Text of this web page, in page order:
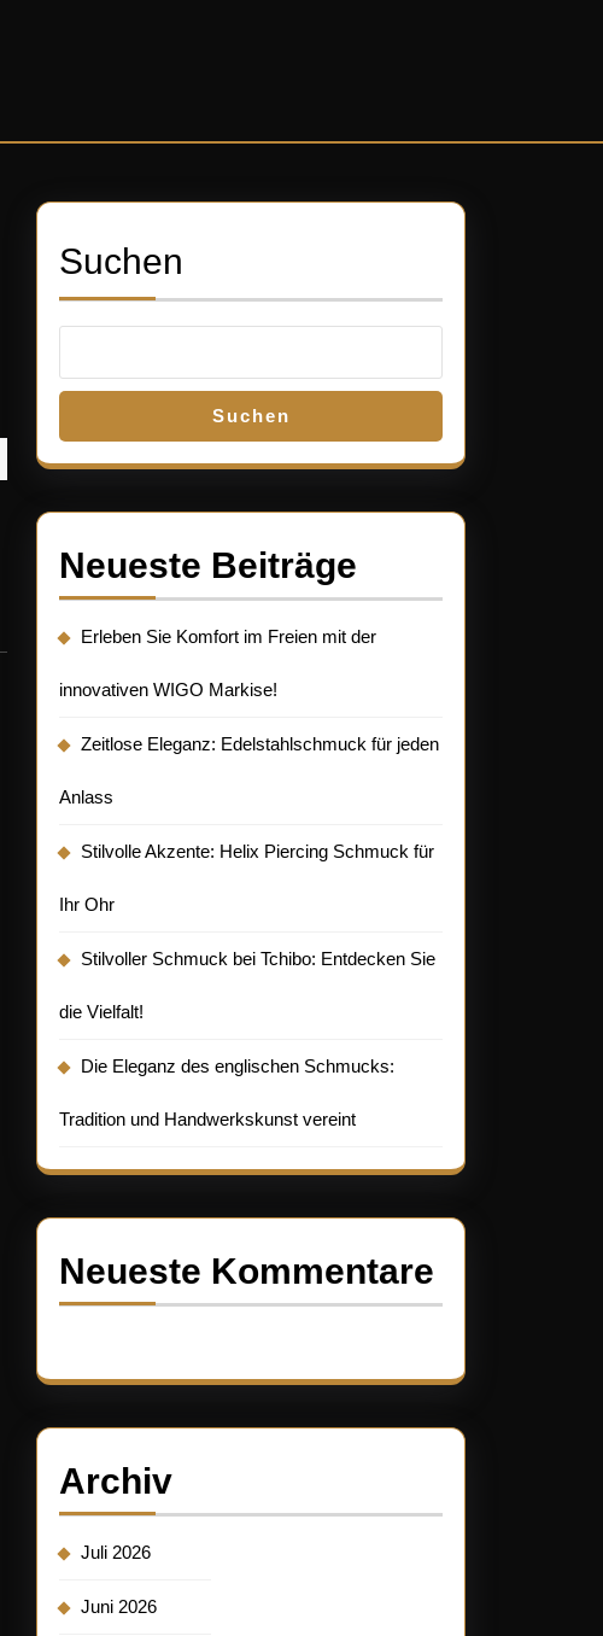
Suchen
Suchen
Neueste Beiträge
Erleben Sie Komfort im Freien mit der
innovativen WIGO Markise!
Zeitlose Eleganz: Edelstahlschmuck für jeden
Anlass
Stilvolle Akzente: Helix Piercing Schmuck für
Ihr Ohr
Stilvoller Schmuck bei Tchibo: Entdecken Sie
die Vielfalt!
Die Eleganz des englischen Schmucks:
Tradition und Handwerkskunst vereint
Neueste Kommentare
Archiv
Juli 2026
Juni 2026